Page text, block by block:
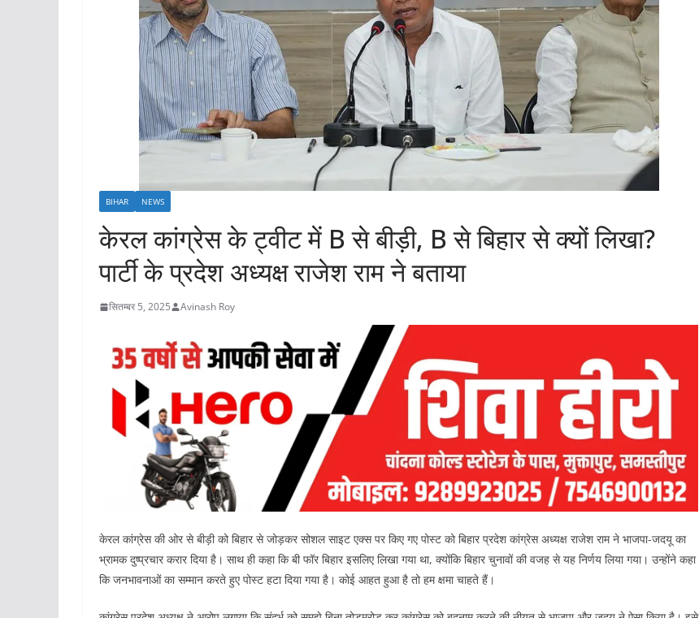
BIHAR NEWS
केरल कांग्रेस के ट्वीट में B से बीड़ी, B से बिहार से क्यों लिखा?
पार्टी के प्रदेश अध्यक्ष राजेश राम ने बताया
सितम्बर 5, 2025 Avinash Roy
केरल कांग्रेस की ओर से बीड़ी को बिहार से जोड़कर सोशल साइट एक्स पर किए गए पोस्ट को बिहार प्रदेश कांग्रेस अध्यक्ष राजेश राम ने भाजपा-जदयू का
भ्रामक दुष्प्रचार करार दिया है। साथ ही कहा कि बी फॉर बिहार इसलिए लिखा गया था, क्योंकि बिहार चुनावों की वजह से यह निर्णय लिया गया। उन्होंने कहा
कि जनभावनाओं का सम्मान करते हुए पोस्ट हटा दिया गया है। कोई आहत हुआ है तो हम क्षमा चाहते हैं।